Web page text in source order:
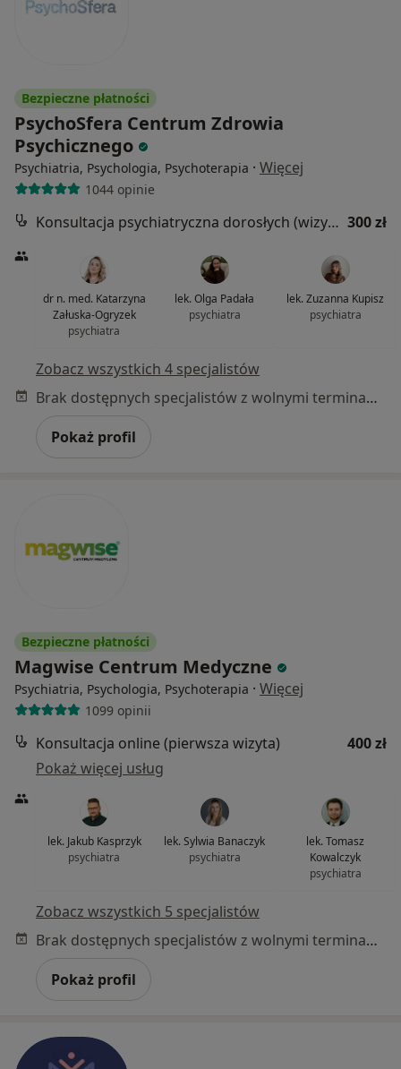
Bezpieczne płatności
PsychoSfera Centrum Zdrowia
Psychicznego
Psychiatria, Psychologia, Psychoterapia · Więcej
1044 opinie
Konsultacja psychiatryczna dorosłych (wizyta kontrolna) 300 zł
dr n. med. Katarzyna
Załuska-Ogryzek
psychiatra
lek. Olga Padała
psychiatra
lek. Zuzanna Kupisz
psychiatra
Zobacz wszystkich 4 specjalistów
Brak dostępnych specjalistów z wolnymi terminami w tym centrum medycznym.
Pokaż profil
Bezpieczne płatności
Magwise Centrum Medyczne
Psychiatria, Psychologia, Psychoterapia · Więcej
1099 opinii
Konsultacja online (pierwsza wizyta)
400 zł
Pokaż więcej usług
lek. Jakub Kasprzyk
psychiatra
lek. Sylwia Banaczyk
psychiatra
lek. Tomasz
Kowalczyk
psychiatra
Zobacz wszystkich 5 specjalistów
Brak dostępnych specjalistów z wolnymi terminami w tym centrum medycznym.
Pokaż profil